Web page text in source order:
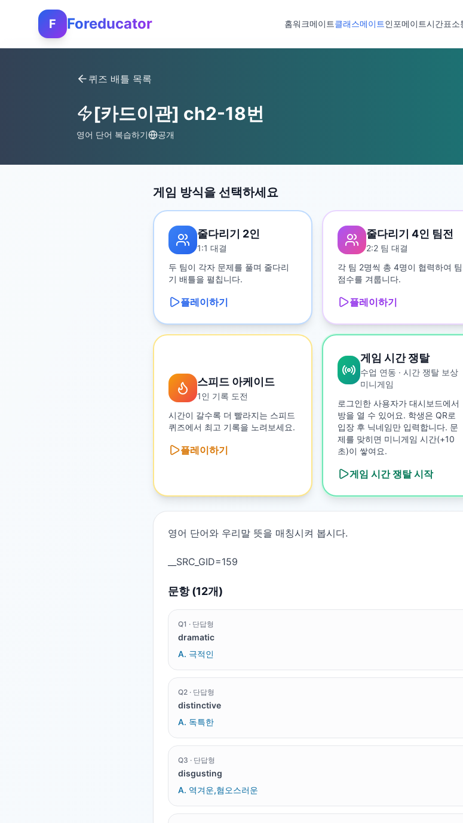
F Foreducator 홈워크메이트클래스메이트인포메이트시간표소
퀴즈 배틀 목록
[카드이관] ch2-18번
영어 단어 복습하기 공개
게임 방식을 선택하세요
줄다리기 2인
1:1 대결
두 팀이 각자 문제를 풀며 줄다리
기 배틀을 펼칩니다.
플레이하기
줄다리기 4인 팀전
2:2 팀 대결
각 팀 2명씩 총 4명이 협력하여 팀
점수를 겨룹니다.
플레이하기
스피드 아케이드
1인 기록 도전
시간이 갈수록 더 빨라지는 스피드
퀴즈에서 최고 기록을 노려보세요.
플레이하기
게임 시간 쟁탈
수업 연동 · 시간 쟁탈 보상
미니게임
로그인한 사용자가 대시보드에서
방을 열 수 있어요. 학생은 QR로
입장 후 닉네임만 입력합니다. 문
제를 맞히면 미니게임 시간(+10
초)이 쌓여요.
게임 시간 쟁탈시작
영어 단어와 우리말 뜻을 매칭시켜 봅시다.
문항 (12개)
Q1 · 단답형
dramatic
A. 극적인
Q2 · 단답형
distinctive
A. 독특한
Q3 · 단답형
disgusting
A. 역겨운,혐오스러운